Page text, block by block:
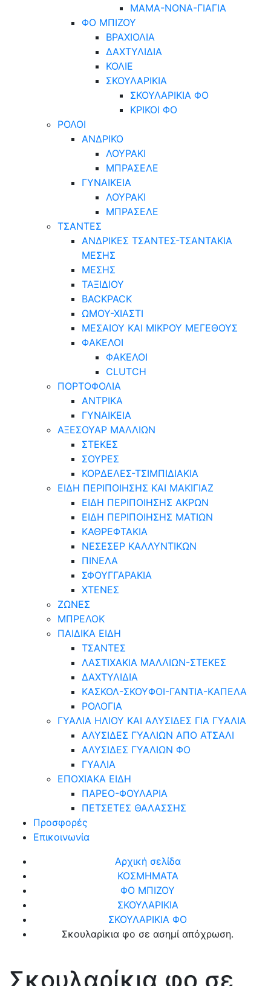
ΜΑΜΑ-ΝΟΝΑ-ΓΙΑΓΙΑ
ΦΟ ΜΠΙΖΟΥ
ΒΡΑΧΙΟΛΙΑ
ΔΑΧΤΥΛΙΔΙΑ
ΚΟΛΙΕ
ΣΚΟΥΛΑΡΙΚΙΑ
ΣΚΟΥΛΑΡΙΚΙΑ ΦΟ
ΚΡΙΚΟΙ ΦΟ
ΡΟΛΟΙ
ΑΝΔΡΙΚΟ
ΛΟΥΡΑΚΙ
ΜΠΡΑΣΕΛΕ
ΓΥΝΑΙΚΕΙΑ
ΛΟΥΡΑΚΙ
ΜΠΡΑΣΕΛΕ
ΤΣΑΝΤΕΣ
ΑΝΔΡΙΚΕΣ ΤΣΑΝΤΕΣ-ΤΣΑΝΤΑΚΙΑ
ΜΕΣΗΣ
ΜΕΣΗΣ
ΤΑΞΙΔΙΟΥ
BACKPACK
ΩΜΟΥ-ΧΙΑΣΤΙ
ΜΕΣΑΙΟΥ ΚΑΙ ΜΙΚΡΟΥ ΜΕΓΕΘΟΥΣ
ΦΑΚΕΛΟΙ
ΦΑΚΕΛΟΙ
CLUTCH
ΠΟΡΤΟΦΟΛΙΑ
ΑΝΤΡΙΚΑ
ΓΥΝΑΙΚΕΙΑ
ΑΞΕΣΟΥΑΡ ΜΑΛΛΙΩΝ
ΣΤΕΚΕΣ
ΣΟΥΡΕΣ
ΚΟΡΔΕΛΕΣ-ΤΣΙΜΠΙΔΙΑΚΙΑ
ΕΙΔΗ ΠΕΡΙΠΟΙΗΣΗΣ ΚΑΙ ΜΑΚΙΓΙΑΖ
ΕΙΔΗ ΠΕΡΙΠΟΙΗΣΗΣ ΑΚΡΩΝ
ΕΙΔΗ ΠΕΡΙΠΟΙΗΣΗΣ ΜΑΤΙΩΝ
ΚΑΘΡΕΦΤΑΚΙΑ
ΝΕΣΕΣΕΡ ΚΑΛΛΥΝΤΙΚΩΝ
ΠΙΝΕΛΑ
ΣΦΟΥΓΓΑΡΑΚΙΑ
ΧΤΕΝΕΣ
ΖΩΝΕΣ
ΜΠΡΕΛΟΚ
ΠΑΙΔΙΚΑ ΕΙΔΗ
ΤΣΑΝΤΕΣ
ΛΑΣΤΙΧΑΚΙΑ ΜΑΛΛΙΩΝ-ΣΤΕΚΕΣ
ΔΑΧΤΥΛΙΔΙΑ
ΚΑΣΚΟΛ-ΣΚΟΥΦΟΙ-ΓΑΝΤΙΑ-ΚΑΠΕΛΑ
ΡΟΛΟΓΙΑ
ΓΥΑΛΙΑ ΗΛΙΟΥ ΚΑΙ ΑΛΥΣΙΔΕΣ ΓΙΑ ΓΥΑΛΙΑ
ΑΛΥΣΙΔΕΣ ΓΥΑΛΙΩΝ ΑΠΟ ΑΤΣΑΛΙ
ΑΛΥΣΙΔΕΣ ΓΥΑΛΙΩΝ ΦΟ
ΓΥΑΛΙΑ
ΕΠΟΧΙΑΚΑ ΕΙΔΗ
ΠΑΡΕΟ-ΦΟΥΛΑΡΙΑ
ΠΕΤΣΕΤΕΣ ΘΑΛΑΣΣΗΣ
Προσφορές
Επικοινωνία
Αρχική σελίδα
ΚΟΣΜΗΜΑΤΑ
ΦΟ ΜΠΙΖΟΥ
ΣΚΟΥΛΑΡΙΚΙΑ
ΣΚΟΥΛΑΡΙΚΙΑ ΦΟ
Σκουλαρίκια φο σε ασημί απόχρωση.
Σκουλαρίκια φο σε